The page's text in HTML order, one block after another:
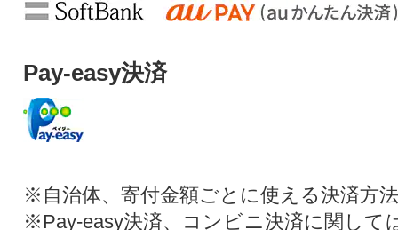
Pay-easy決済
※自治体、寄付金額ごとに使える決済方
※Pay-easy決済、コンビニ決済に関して